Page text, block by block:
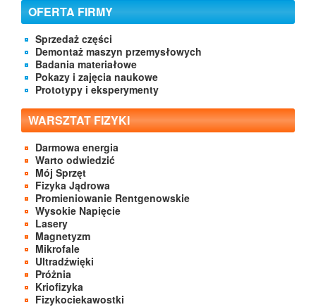
Kontakt
OFERTA FIRMY
Sprzedaż części
Demontaż maszyn przemysłowych
Badania materiałowe
Pokazy i zajęcia naukowe
Prototypy i eksperymenty
WARSZTAT FIZYKI
Darmowa energia
Warto odwiedzić
Mój Sprzęt
Fizyka Jądrowa
Promieniowanie Rentgenowskie
Wysokie Napięcie
Lasery
Magnetyzm
Mikrofale
Ultradźwięki
Próżnia
Kriofizyka
Fizykociekawostki